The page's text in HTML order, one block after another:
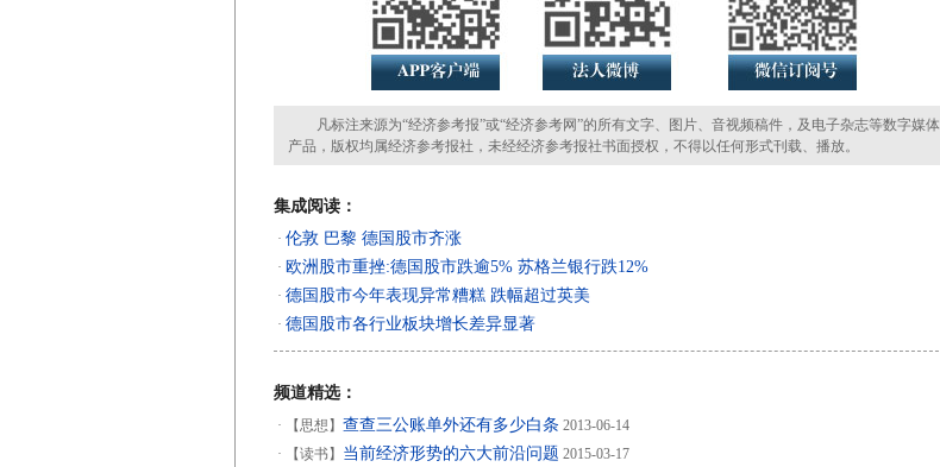
凡标注来源为“经济参考报”或“经济参考网”的所有文字、图片、音视频稿件，及电子杂志等数字媒体
产品，版权均属经济参考报社，未经经济参考报社书面授权，不得以任何形式刊载、播放。
集成阅读：
· 伦敦 巴黎 德国股市齐涨
· 欧洲股市重挫:德国股市跌逾5% 苏格兰银行跌12%
· 德国股市今年表现异常糟糕 跌幅超过英美
· 德国股市各行业板块增长差异显著
频道精选：
· 【思想】 查查三公账单外还有多少白条 2013-06-14
·
【读书】 当前经济形势的六大前沿问题 2015-03-17